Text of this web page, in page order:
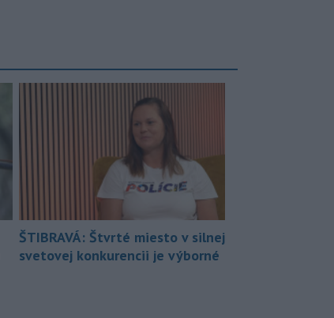
ŠTIBRAVÁ: Štvrté miesto v silnej
svetovej konkurencii je výborné